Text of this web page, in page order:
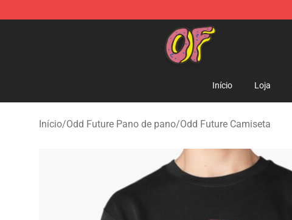
Odd Future Shop - Official Odd Future Merchandise Store
Início Loja
Início/Odd Future Pano de pano/Odd Future Camiseta